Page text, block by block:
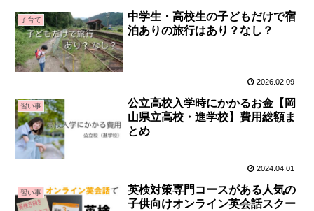
子育て
中学生・高校生の子どもだけで宿
泊ありの旅行はあり？なし？
2026.02.09
習い事
公立高校入学時にかかるお金【岡
山県立高校・進学校】費用総額ま
とめ
2024.04.01
習い事
英検対策専門コースがある人気の
子供向けオンライン英会話スクー